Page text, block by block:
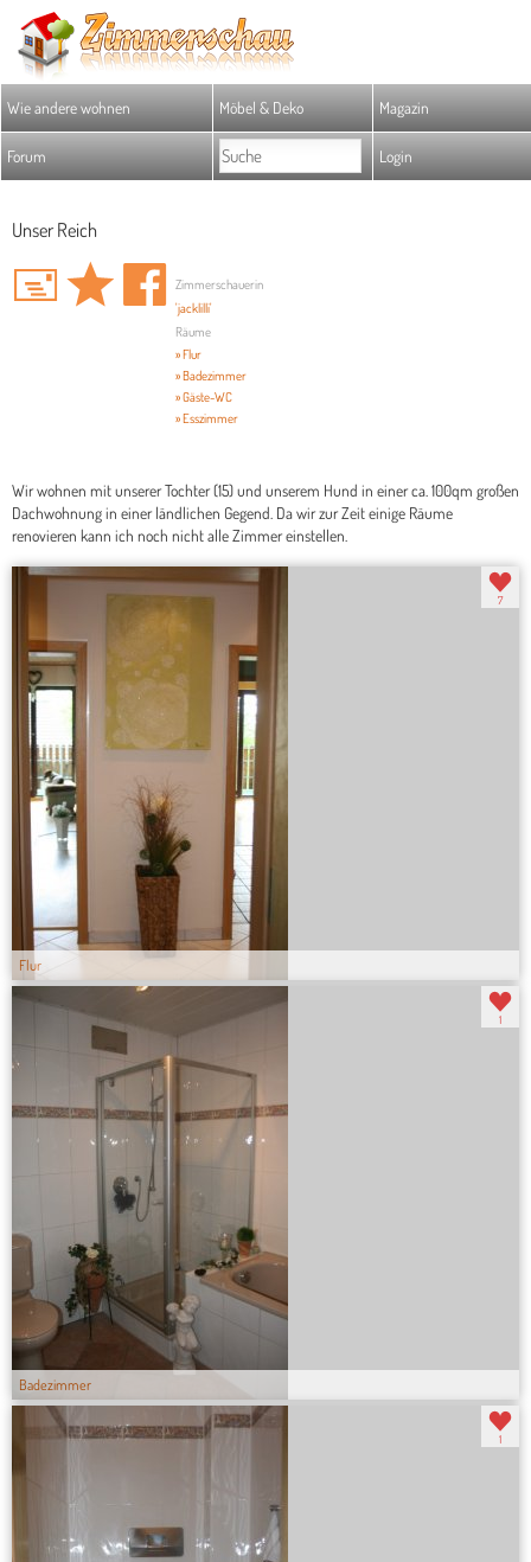
Wie andere wohnen Möbel & Deko Magazin
Forum Login
Unser Reich
Zimmerschauerin
'jacklilli'
Räume
» Flur
» Badezimmer
» Gäste-WC
» Esszimmer
Wir wohnen mit unserer Tochter (15) und unserem Hund in einer ca. 100qm großen
Dachwohnung in einer ländlichen Gegend. Da wir zur Zeit einige Räume
renovieren kann ich noch nicht alle Zimmer einstellen.
Flur
7
Badezimmer
1
1